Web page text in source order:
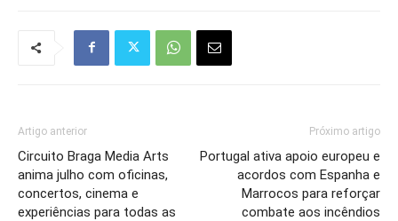
Artigo anterior
Circuito Braga Media Arts
anima julho com oficinas,
concertos, cinema e
experiências para todas as
Próximo artigo
Portugal ativa apoio europeu e
acordos com Espanha e
Marrocos para reforçar
combate aos incêndios